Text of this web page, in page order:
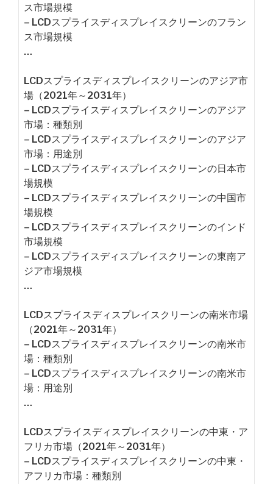
ス市場規模
– LCDスプライスディスプレイスクリーンのフラン
ス市場規模
…
LCDスプライスディスプレイスクリーンのアジア市
場（2021年～2031年）
– LCDスプライスディスプレイスクリーンのアジア
市場：種類別
– LCDスプライスディスプレイスクリーンのアジア
市場：用途別
– LCDスプライスディスプレイスクリーンの日本市
場規模
– LCDスプライスディスプレイスクリーンの中国市
場規模
– LCDスプライスディスプレイスクリーンのインド
市場規模
– LCDスプライスディスプレイスクリーンの東南ア
ジア市場規模
…
LCDスプライスディスプレイスクリーンの南米市場
（2021年～2031年）
– LCDスプライスディスプレイスクリーンの南米市
場：種類別
– LCDスプライスディスプレイスクリーンの南米市
場：用途別
…
LCDスプライスディスプレイスクリーンの中東・ア
フリカ市場（2021年～2031年）
– LCDスプライスディスプレイスクリーンの中東・
アフリカ市場：種類別